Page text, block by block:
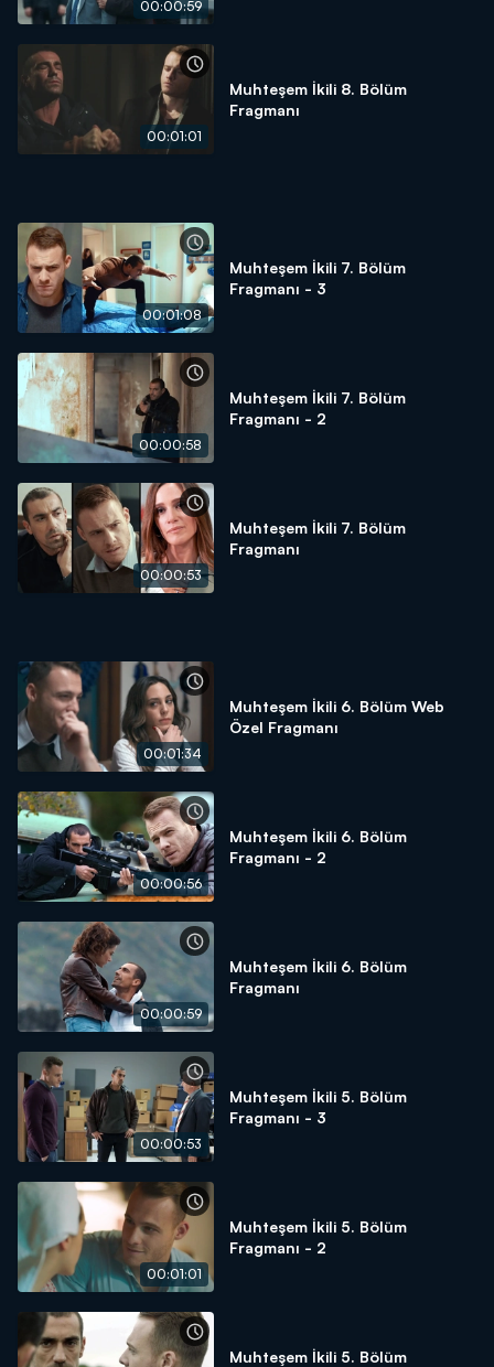
00:00:59
00:01:01
Muhteşem İkili 8. Bölüm
Fragmanı
00:01:08
Muhteşem İkili 7. Bölüm
Fragmanı - 3
00:00:58
Muhteşem İkili 7. Bölüm
Fragmanı - 2
00:00:53
Muhteşem İkili 7. Bölüm
Fragmanı
00:01:34
Muhteşem İkili 6. Bölüm Web
Özel Fragmanı
00:00:56
Muhteşem İkili 6. Bölüm
Fragmanı - 2
00:00:59
Muhteşem İkili 6. Bölüm
Fragmanı
00:00:53
Muhteşem İkili 5. Bölüm
Fragmanı - 3
00:01:01
Muhteşem İkili 5. Bölüm
Fragmanı - 2
Muhteşem İkili 5. Bölüm